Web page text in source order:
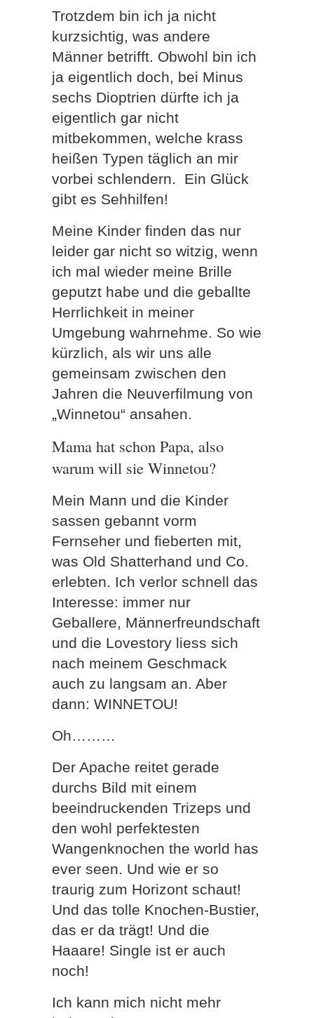
Trotzdem bin ich ja nicht
kurzsichtig, was andere
Männer betrifft. Obwohl bin ich
ja eigentlich doch, bei Minus
sechs Dioptrien dürfte ich ja
eigentlich gar nicht
mitbekommen, welche krass
heißen Typen täglich an mir
vorbei schlendern. Ein Glück
gibt es Sehhilfen!
Meine Kinder finden das nur
leider gar nicht so witzig, wenn
ich mal wieder meine Brille
geputzt habe und die geballte
Herrlichkeit in meiner
Umgebung wahrnehme. So wie
kürzlich, als wir uns alle
gemeinsam zwischen den
Jahren die Neuverfilmung von
„Winnetou“ ansahen.
Mama hat schon Papa, also
warum will sie Winnetou?
Mein Mann und die Kinder
sassen gebannt vorm
Fernseher und fieberten mit,
was Old Shatterhand und Co.
erlebten. Ich verlor schnell das
Interesse: immer nur
Geballere, Männerfreundschaft
und die Lovestory liess sich
nach meinem Geschmack
auch zu langsam an. Aber
dann: WINNETOU!
Oh………
Der Apache reitet gerade
durchs Bild mit einem
beeindruckenden Trizeps und
den wohl perfektesten
Wangenknochen the world has
ever seen. Und wie er so
traurig zum Horizont schaut!
Und das tolle Knochen-Bustier,
das er da trägt! Und die
Haaare! Single ist er auch
noch!
Ich kann mich nicht mehr